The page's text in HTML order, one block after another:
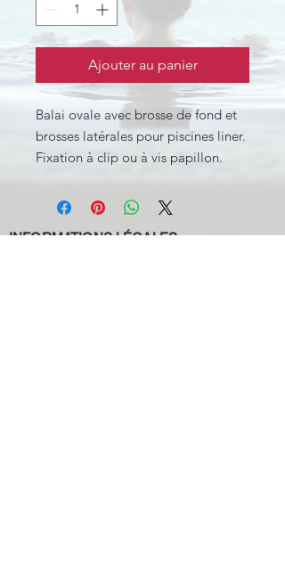
Ajouter au panier
Balai ovale avec brosse de fond et
brosses latérales pour piscines liner.
Fixation à clip ou à vis papillon.
INFORMATIONS LÉGALES